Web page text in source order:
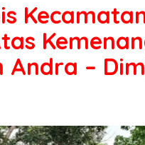
Andra –